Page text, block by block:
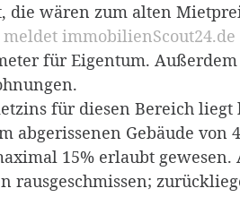
die wären zum alten
meldet immobilienScout24.de
für Eigentum.
für diesen Bereich liegt
abgerissenen Gebäude von
15% erlaubt
rausgeschmissen;